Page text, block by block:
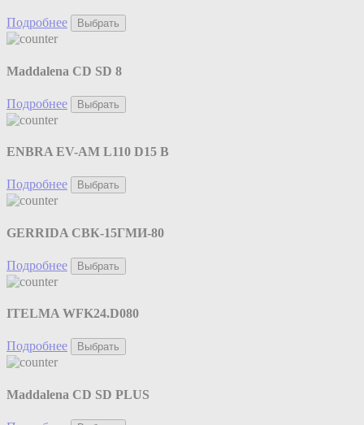
Подробнее Выбрать
Maddalena CD SD 8
Подробнее Выбрать
ENBRA EV-AM L110 D15 B
Подробнее Выбрать
GERRIDA СВК-15ГМИ-80
Подробнее Выбрать
ITELMA WFK24.D080
Подробнее Выбрать
Maddalena CD SD PLUS